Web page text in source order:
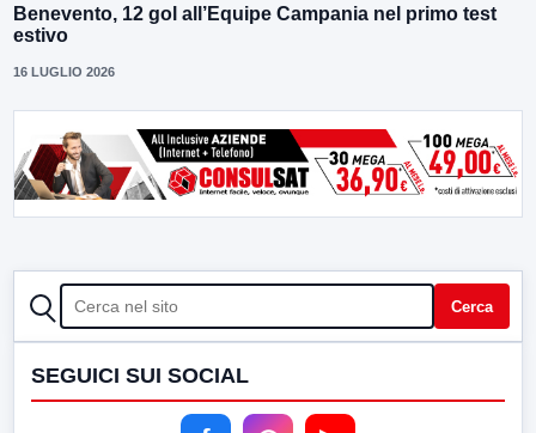
Benevento, 12 gol all’Equipe Campania nel primo test
estivo
16 LUGLIO 2026
CERCA Cerca
SEGUICI SUI SOCIAL